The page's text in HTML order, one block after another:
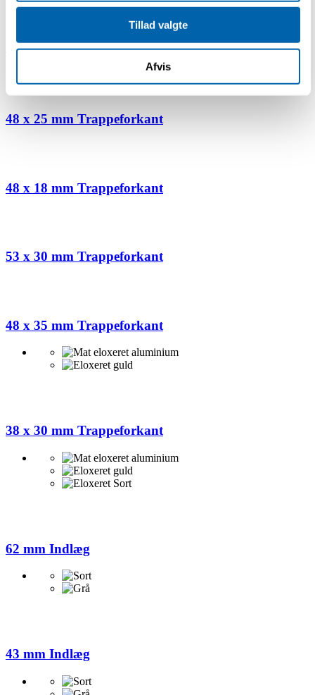
Tillad valgte
Afvis
48 x 32 mm Trappeforkant
48 x 25 mm Trappeforkant
48 x 18 mm Trappeforkant
53 x 30 mm Trappeforkant
48 x 35 mm Trappeforkant
38 x 30 mm Trappeforkant
62 mm Indlæg
43 mm Indlæg